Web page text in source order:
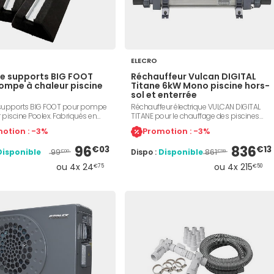
supports BIG FOOT
à chaleur piscine
BIG FOOT pour pompe
Poolex. Fabriqués en
Réglette en aluminium.
avec la gamme Poolex
et Mégaline). Fabriqués en
permet une réduction
bruits occasionnés par la
: -3%
99€00 96€03
ou 4x 24€75
ELECRO
Réchauffeur Vulcan DIGITAL
Titane 6kW Mono piscine hors-
sol et enterrée
Réchauffeur électrique VULCAN DIGITAL
TITANE pour le chauffage des piscines
hors-sol ou enterrées. Maintient l'eau à la
température souhaitée. Puissance 6kW,
Titane pur, monophasé 230 volts,
régulateur de débit, thermostat de
contrôle, sécurité de surchauffe,
installation facile et économique.
Promotion : -3%
Dispo : Disponible861€99 836€13
ou 4x 215€50